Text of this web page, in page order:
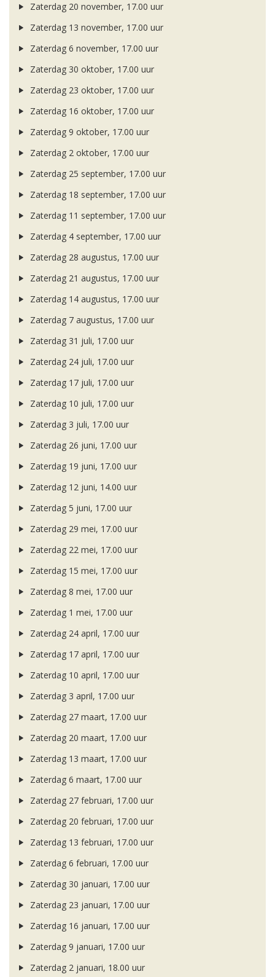
Zaterdag 20 november, 17.00 uur
Zaterdag 13 november, 17.00 uur
Zaterdag 6 november, 17.00 uur
Zaterdag 30 oktober, 17.00 uur
Zaterdag 23 oktober, 17.00 uur
Zaterdag 16 oktober, 17.00 uur
Zaterdag 9 oktober, 17.00 uur
Zaterdag 2 oktober, 17.00 uur
Zaterdag 25 september, 17.00 uur
Zaterdag 18 september, 17.00 uur
Zaterdag 11 september, 17.00 uur
Zaterdag 4 september, 17.00 uur
Zaterdag 28 augustus, 17.00 uur
Zaterdag 21 augustus, 17.00 uur
Zaterdag 14 augustus, 17.00 uur
Zaterdag 7 augustus, 17.00 uur
Zaterdag 31 juli, 17.00 uur
Zaterdag 24 juli, 17.00 uur
Zaterdag 17 juli, 17.00 uur
Zaterdag 10 juli, 17.00 uur
Zaterdag 3 juli, 17.00 uur
Zaterdag 26 juni, 17.00 uur
Zaterdag 19 juni, 17.00 uur
Zaterdag 12 juni, 14.00 uur
Zaterdag 5 juni, 17.00 uur
Zaterdag 29 mei, 17.00 uur
Zaterdag 22 mei, 17.00 uur
Zaterdag 15 mei, 17.00 uur
Zaterdag 8 mei, 17.00 uur
Zaterdag 1 mei, 17.00 uur
Zaterdag 24 april, 17.00 uur
Zaterdag 17 april, 17.00 uur
Zaterdag 10 april, 17.00 uur
Zaterdag 3 april, 17.00 uur
Zaterdag 27 maart, 17.00 uur
Zaterdag 20 maart, 17.00 uur
Zaterdag 13 maart, 17.00 uur
Zaterdag 6 maart, 17.00 uur
Zaterdag 27 februari, 17.00 uur
Zaterdag 20 februari, 17.00 uur
Zaterdag 13 februari, 17.00 uur
Zaterdag 6 februari, 17.00 uur
Zaterdag 30 januari, 17.00 uur
Zaterdag 23 januari, 17.00 uur
Zaterdag 16 januari, 17.00 uur
Zaterdag 9 januari, 17.00 uur
Zaterdag 2 januari, 18.00 uur